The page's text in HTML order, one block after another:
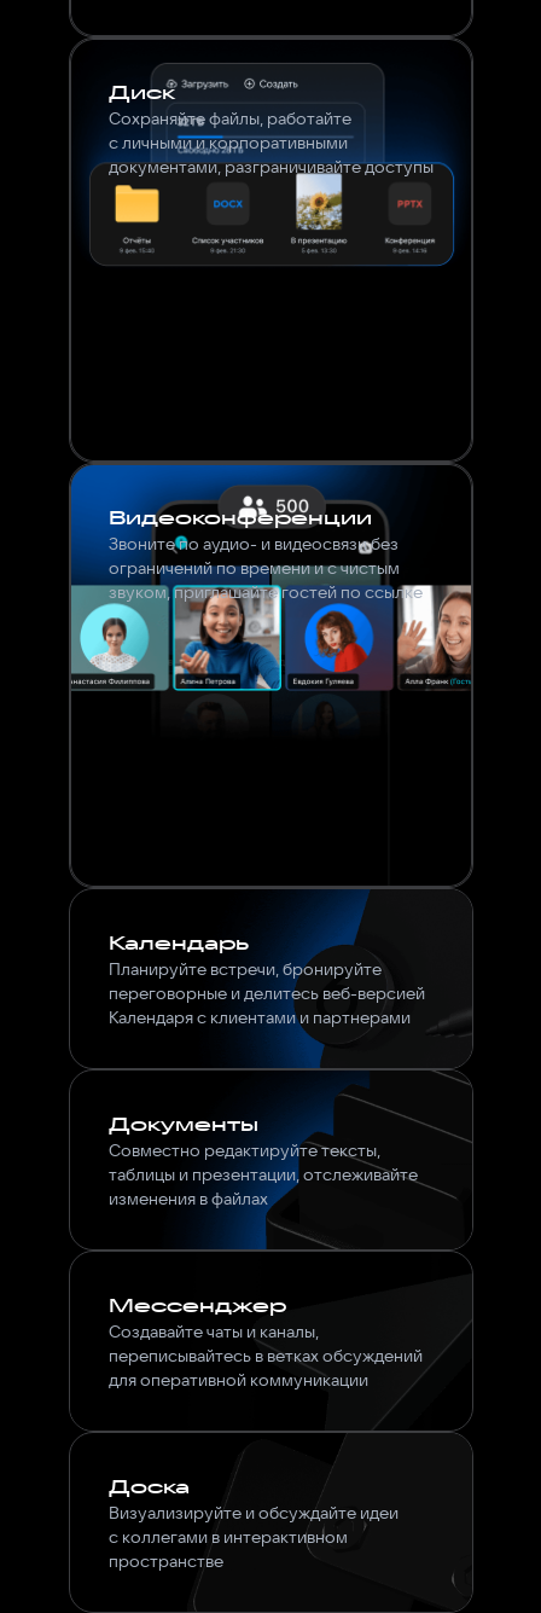
Диск
Сохраняйте файлы, работайте
с личными и корпоративными
документами, разграничивайте доступы
Видеоконференции
Звоните по аудио- и видеосвязи без
ограничений по времени и с чистым
звуком, приглашайте гостей по ссылке
Календарь
Планируйте встречи, бронируйте
переговорные и делитесь веб-версией
Календаря с клиентами и партнерами
Документы
Совместно редактируйте тексты,
таблицы и презентации, отслеживайте
изменения в файлах
Мессенджер
Создавайте чаты и каналы,
переписывайтесь в ветках обсуждений
для оперативной коммуникации
Доска
Визуализируйте и обсуждайте идеи
с коллегами в интерактивном
пространстве